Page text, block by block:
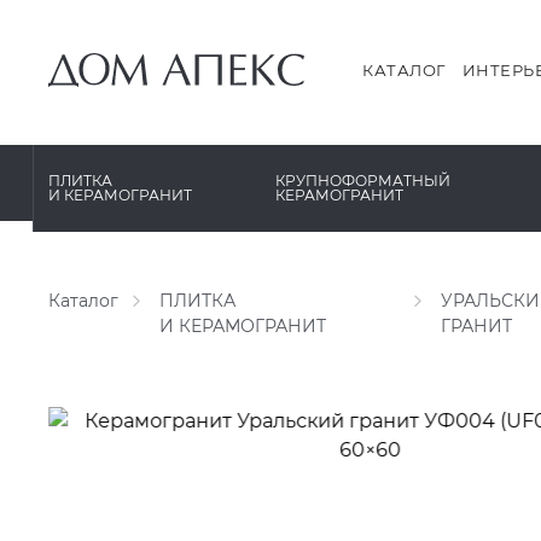
КАТАЛОГ
ПЛИТКА
И КЕРАМОГРАНИТ
PORCELANOSA
УРАЛЬСКИЙ ГРАНИТ
КРУПНОФОРМАТНЫЙ
КЕРАМОГРАНИТ
XXL Pamesa
Каталог
ПЛИТКА
И КЕРАМОГРАНИТ
ГРАНИТ